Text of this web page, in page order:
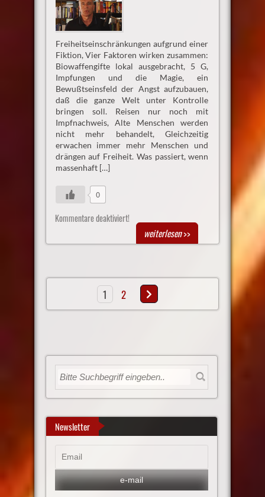
Freiheitseinschränkungen aufgrund einer
Fiktion, Vier Faktoren wirken zusammen:
Biowaffengifte lokal ausgebracht, 5 G,
Impfungen und die Magie, ein
Bewußtseinsfeld der Angst aufzubauen,
daß die ganze Welt unter Kontrolle
bringen soll. Reisen nur noch mit
Impfnachweis, Alte Menschen werden
nicht mehr behandelt, Gleichzeitig
erwachen immer mehr Menschen und
drängen auf Freiheit. Was passiert, wenn
massenhaft […]
0
Kommentare deaktiviert!
weiterlesen>>
1 2
Newsletter